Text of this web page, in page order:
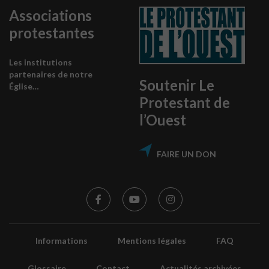
Associations
protestantes
Les institutions
partenaires de notre
Église…
Soutenir Le
Protestant de
l’Ouest
FAIRE UN DON
Informations Mentions légales FAQ